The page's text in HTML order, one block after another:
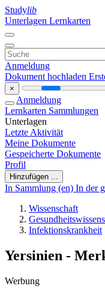
Studylib
Unterlagen Lernkarten
Anmeldung
Dokument hochladen
×
Anmeldung
Lernkarten Sammlungen
Unterlagen
Letzte Aktivität
Meine Dokumente
Gespeicherte Dokumente
Profil
Hinzufügen ...
In Sammlung (en) In der
Wissenschaft
Infektionskrankheit
Yersinien -
Werbung